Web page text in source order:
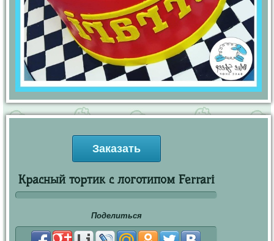
Заказать
Красный тортик с логотипом Ferrari
Поделиться